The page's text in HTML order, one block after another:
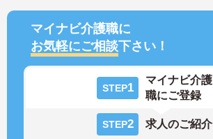
マイナビ介護職に
お気軽にご相談下さい！
STEP1
マイナビ介護
職にご登録
STEP2 求人のご紹介